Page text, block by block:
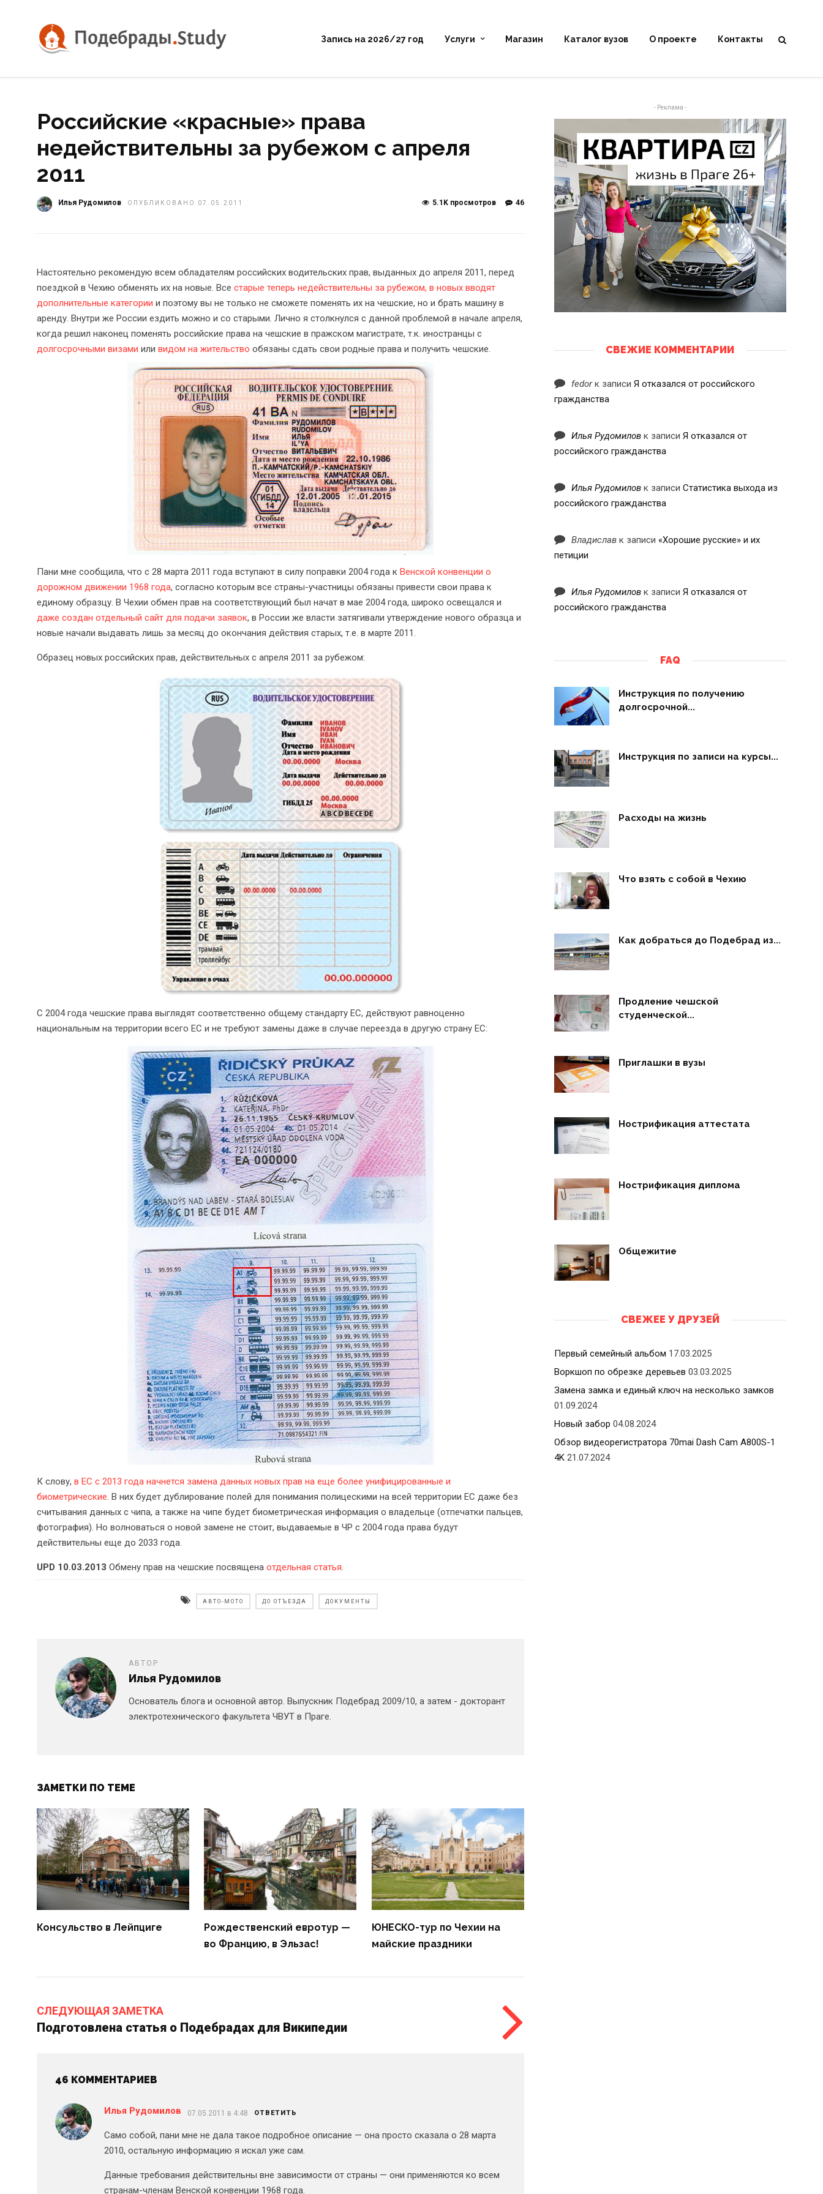
Запись на 2026/27 год Услуги Магазин Каталог вузов О проекте Контакты
Российские «красные» права
недействительны за рубежом с апреля
2011
Илья Рудомилов ОПУБЛИКОВАНО 07.05.2011 46
5.1K просмотров
Настоятельно рекомендую всем обладателям российских водительских прав, выданных до апреля 2011, перед
поездкой в Чехию обменять их на новые. Все старые теперь недействительны за рубежом, в новых вводят
дополнительные категории и поэтому вы не только не сможете поменять их на чешские, но и брать машину в
аренду. Внутри же России ездить можно и со старыми. Лично я столкнулся с данной проблемой в начале апреля,
когда решил наконец поменять российские права на чешские в пражском магистрате, т.к. иностранцы с
долгосрочными визами или видом на жительство обязаны сдать свои родные права и получить чешские.
Пани мне сообщила, что с 28 марта 2011 года вступают в силу поправки 2004 года к Венской конвенции о
дорожном движении 1968 года, согласно которым все страны-участницы обязаны привести свои права к
единому образцу. В Чехии обмен прав на соответствующий был начат в мае 2004 года, широко освещался и
даже создан отдельный сайт для подачи заявок, в России же власти затягивали утверждение нового образца и
новые начали выдавать лишь за месяц до окончания действия старых, т.е. в марте 2011.
Образец новых российских прав, действительных с апреля 2011 за рубежом:
С 2004 года чешские права выглядят соответственно общему стандарту ЕС, действуют равноценно
национальным на территории всего ЕС и не требуют замены даже в случае переезда в другую страну ЕС:
К слову, в ЕС с 2013 года начнется замена данных новых прав на еще более унифицированные и
биометрические . В них будет дублирование полей для понимания полицескими на всей территории ЕС даже без
считывания данных с чипа, а также на чипе будет биометрическая информация о владельце (отпечатки пальцев,
фотография). Но волноваться о новой замене не стоит, выдаваемые в ЧР с 2004 года права будут
действительны еще до 2033 года.
UPD 10.03.2013 Обмену прав на чешские посвящена отдельная статья
АВТО-МОТО ДО ОТЪЕЗДА ДОКУМЕНТЫ
АВТОР
Илья Рудомилов
Основатель блога и основной автор. Выпускник Подебрад 2009/10, а затем - докторант
электротехнического факультета ЧВУТ в Праге.
ЗАМЕТКИ ПО ТЕМЕ
Консульство в Лейпциге
Рождественский евротур —
во Францию, в Эльзас!
ЮНЕСКО-тур по Чехии на
майские праздники
СЛЕДУЮЩАЯ ЗАМЕТКА
Подготовлена статья о Подебрадах для Википедии
46 КОММЕНТАРИЕВ
Илья Рудомилов 07.05.2011 в 4:48 ОТВЕТИТЬ
Само собой, пани мне не дала такое подробное описание — она просто сказала о 28 марта
2010, остальную информацию я искал уже сам.
Данные требования действительны вне зависимости от страны — они применяются ко всем
странам-членам Венской конвенции 1968 года.
- Реклама -
СВЕЖИЕ КОММЕНТАРИИ
fedorк записи Я отказался от российского
гражданства
Илья Рудомиловк записи Я отказался от
российского гражданства
Илья Рудомиловк записи Статистика выхода из
российского гражданства
Владиславк записи «Хорошие русские» и их
петиции
Илья Рудомиловк записи Я отказался от
российского гражданства
FAQ
Инструкция по получению
долгосрочной...
Инструкция по записи на курсы...
Расходы на жизнь
Что взять с собой в Чехию
Как добраться до Подебрад из...
Продление чешской
студенческой...
Приглашки в вузы
Нострификация аттестата
Нострификация диплома
Общежитие
СВЕЖЕЕ У ДРУЗЕЙ
Первый семейный альбом 17.03.2025
Воркшоп по обрезке деревьев 03.03.2025
Замена замка и единый ключ на несколько замков
01.09.2024
Новый забор 04.08.2024
Обзор видеорегистратора 70mai Dash Cam A800S-1
4K 21.07.2024